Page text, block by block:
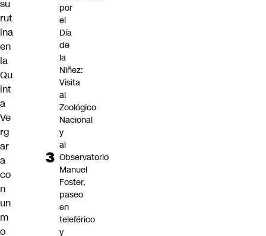
su
rut
ina
en
la
Qu
int
a
Ve
rg
ar
a
co
n
un
m
o
por
el
Día
de
la
Niñez:
Visita
al
Zoológico
Nacional
y
al
Observatorio
Manuel
Foster,
paseo
en
teleférico
y